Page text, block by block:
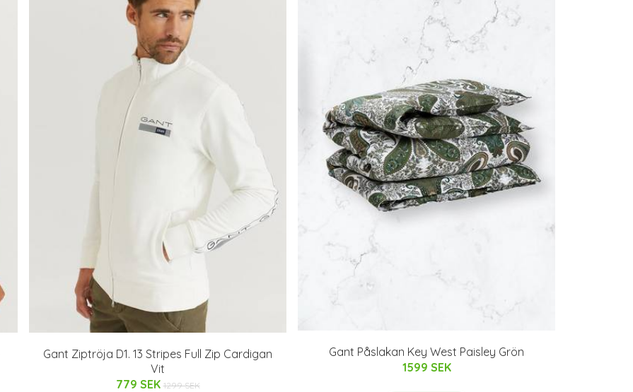
Gant Ziptröja D1. 13 Stripes Full Zip Cardigan
Vit
779 SEK 1299 SEK
Gant Påslakan Key West Paisley Grön
1599 SEK